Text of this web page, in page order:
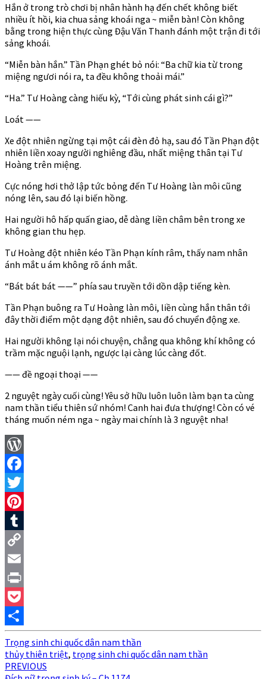
Hắn ở trong trò chơi bị nhân hành hạ đến chết không biết
nhiều ít hồi, kia chua sảng khoái nga ~ miễn bàn! Còn không
bằng trong hiện thực cùng Đậu Văn Thanh đánh một trận đi tới
sảng khoái.
“Miễn bàn hắn.” Tần Phạn ghét bỏ nói: “Ba chữ kia từ trong
miệng ngươi nói ra, ta đều không thoải mái.”
“Ha.” Tư Hoàng càng hiếu kỳ, “Tới cùng phát sinh cái gì?”
Loát ——
Xe đột nhiên ngừng tại một cái đèn đỏ hạ, sau đó Tần Phạn đột
nhiên liền xoay người nghiêng đầu, nhất miệng thân tại Tư
Hoàng trên miệng.
Cực nóng hơi thở lập tức bỏng đến Tư Hoàng làn môi cũng
nóng lên, sau đó lại biến hồng.
Hai người hô hấp quấn giao, dễ dàng liền châm bên trong xe
không gian thu hẹp.
Tư Hoàng đột nhiên kéo Tần Phạn kính râm, thấy nam nhân
ánh mắt u ám không rõ ánh mắt.
“Bát bát bát ——” phía sau truyền tới dồn dập tiếng kèn.
Tần Phạn buông ra Tư Hoàng làn môi, liền cùng hắn thân tới
đây thời điểm một dạng đột nhiên, sau đó chuyển động xe.
Hai người không lại nói chuyện, chẳng qua không khí không có
trầm mặc nguội lạnh, ngược lại càng lúc càng đốt.
—— đề ngoại thoại ——
2 nguyệt ngày cuối cùng! Yêu sở hữu luôn luôn làm bạn ta cùng
nam thần tiểu thiên sứ nhóm! Canh hai đưa thượng! Còn có vé
tháng muốn ném nga ~ ngày mai chính là 3 nguyệt nha!
WordPress
Facebook
Twitter
Pinterest
Tumblr
Copy
Link
Email
Print
Pocket
Share
Trọng sinh chi quốc dân nam thần
thủy thiên triệt, trọng sinh chi quốc dân nam thần
Post
PREVIOUS